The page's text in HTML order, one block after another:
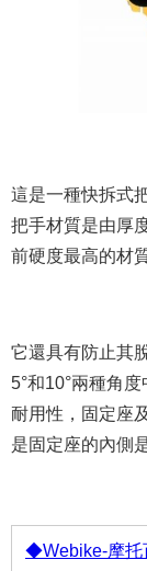
這是一種快拆式
把手材質是由厚
前硬度最高的材質
它還具有防止其
5°和10°兩種角
耐用性，固定座
是固定座的內側
◆Webike-摩托